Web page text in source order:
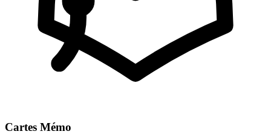
Cartes Mémo